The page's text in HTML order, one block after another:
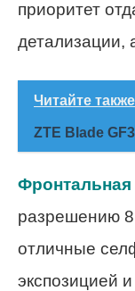
приоритет
детализации,
Читайте
ZTE Blade GF3
разрешению 8
отличные
экспозицией